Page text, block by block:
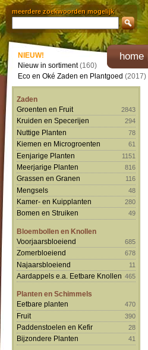
meerdere zoekwoorden mogelijk
home
NIEUW!
Nieuw in sortiment(160)
Eco en Oké Zaden en Plantgoed (2017)
Zaden
Groenten en Fruit
2843
Kruiden en Specerijen 294
Nuttige Planten 78
Kiemen en Microgroenten 61
Eenjarige Planten 1151
Meerjarige Planten 816
Grassen en Granen 116
Mengsels 48
Kamer- en Kuipplanten 280
Bomen en Struiken 49
Bloembollen en Knollen
Voorjaarsbloeiend
685
Zomerbloeiend 678
Najaarsbloeiend 11
Aardappels e.a. Eetbare Knollen 465
Planten en Schimmels
Eetbare planten
470
Fruit 390
Paddenstoelen en Kefir 28
Bijzondere Planten 41